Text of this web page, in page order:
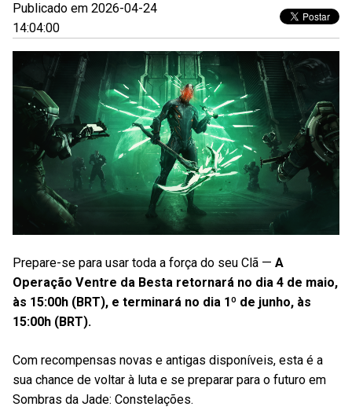
Publicado em 2026-04-24
14:04:00
Prepare-se para usar toda a força do seu Clã — A
Operação Ventre da Besta retornará no dia 4 de maio,
às 15:00h (BRT), e terminará no dia 1º de junho, às
15:00h (BRT).
Com recompensas novas e antigas disponíveis, esta é a
sua chance de voltar à luta e se preparar para o futuro em
Sombras da Jade: Constelações.